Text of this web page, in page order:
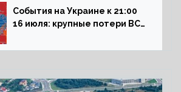
События на Украине к 21:00
16 июля: крупные потери ВСУ
обстреливает Донбасс из